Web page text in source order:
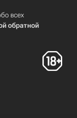
всех
обратной